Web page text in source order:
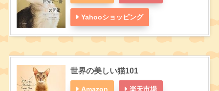
Yahooショッピング
世界の美しい猫101
Amazon 楽天市場